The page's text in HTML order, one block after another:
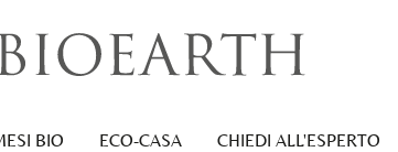
BIO ECO-CASA CHIEDI ALL'ESPERTO